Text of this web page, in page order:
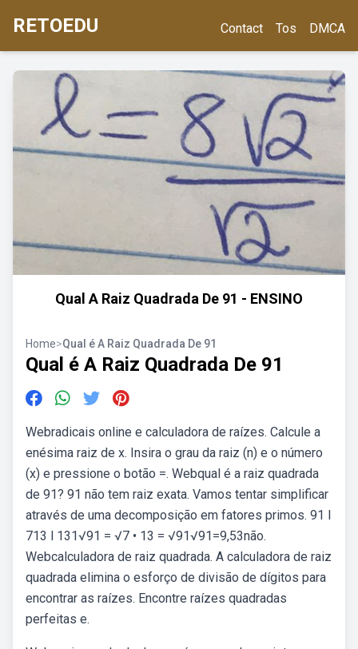
RETOEDU Contact Tos DMCA
Qual A Raiz Quadrada De 91 - ENSINO
Home>Qual é A Raiz Quadrada De 91
Qual é A Raiz Quadrada De 91
Webradicais online e calculadora de raízes. Calcule a
enésima raiz de x. Insira o grau da raiz (n) e o número
(x) e pressione o botão =. Webqual é a raiz quadrada
de 91? 91 não tem raiz exata. Vamos tentar simplificar
através de uma decomposição em fatores primos. 91 l
713 l 131√91 = √7 • 13 = √91√91=9,53não.
Webcalculadora de raiz quadrada. A calculadora de raiz
quadrada elimina o esforço de divisão de dígitos para
encontrar as raízes. Encontre raízes quadradas
perfeitas e.